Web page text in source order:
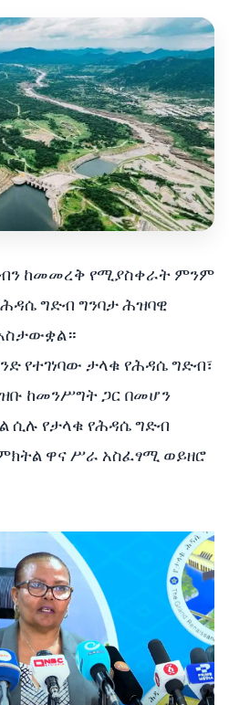
ከመመረቅ የሚያስቀራት ምንም
ግድብ ግንባታ ሕዝባዊ
የተገነባው ታላቁ የሕዳሴ ግድብ፣
ከመንሥግት ጋር በመሆን
ሲሉ የታላቁ የሕዳሴ ግድብ
ዋና ሥራ አስፈፃሚ ወይዘሮ